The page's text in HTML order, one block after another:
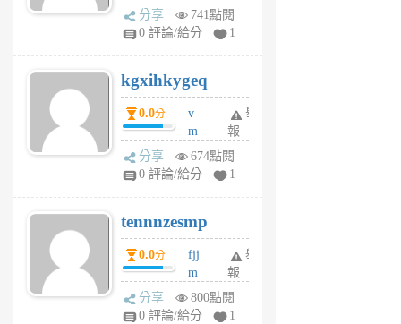
wi
w
6
個
月
前
分享
741點閱
0 評論/給分
1
kgxihkygeq
0.0分
v
m
sg
sr
6
個
月
前
舉
報
分享
674點閱
0 評論/給分
1
tennnzesmp
0.0分
fjj
m
w
rs
舉
報
分享
800點閱
0 評論/給分
1